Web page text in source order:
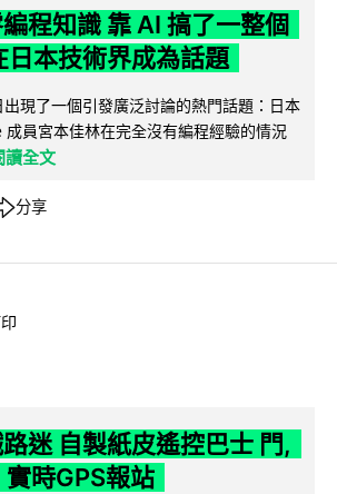
程知識 靠 AI 搞了一整個
日本技術界成為話題
現了一個引發廣泛討論的熱門話題：日本
成員宮本佳林在完全沒有編程經驗的情況
讀全文
分享
迷 自製紙皮遙控巴士 門,
時GPS報站